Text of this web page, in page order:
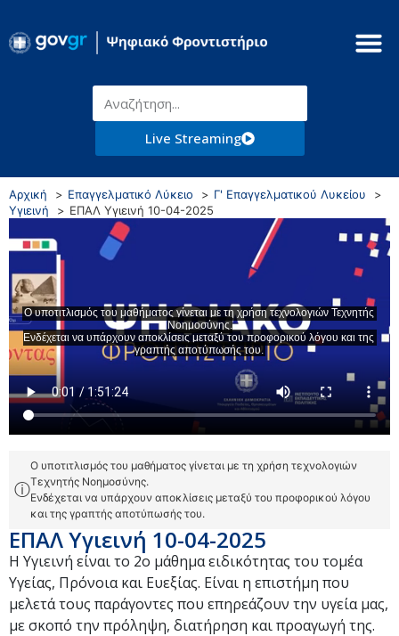
Live Streaming
Αρχική Επαγγελματικό Λύκειο
Γ' Επαγγελματικού Λυκείου
Υγιεινή
ΕΠΑΛ Υγιεινή 10-04-2025
ⓘ
Ο υποτιτλισμός του μαθήματος γίνεται με τη χρήση τεχνολογιών
Τεχνητής Νοημοσύνης.
Ενδέχεται να υπάρχουν αποκλίσεις μεταξύ του προφορικού λόγου
και της γραπτής αποτύπωσής του.
ΕΠΑΛ Υγιεινή 10-04-2025
Η Υγιεινή είναι το 2ο μάθημα ειδικότητας του τομέα
Υγείας, Πρόνοια και Ευεξίας. Είναι η επιστήμη που
μελετά τους παράγοντες που επηρεάζουν την υγεία μας,
με σκοπό την πρόληψη, διατήρηση και προαγωγή της.